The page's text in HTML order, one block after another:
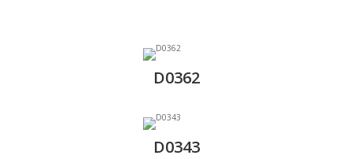
D0362
D0343